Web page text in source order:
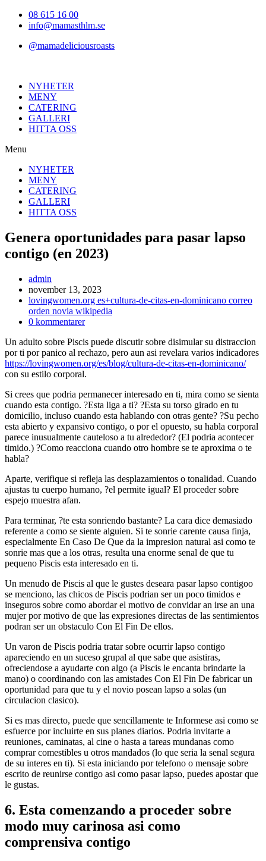
Hoppa08 615 16 00
info@mamasthlm.se
@mamadeliciousroasts
NYHETER
MENY
CATERING
GALLERI
HITTA OSS
Menu
NYHETER
MENY
CATERING
GALLERI
HITTA OSS
Genera oportunidades para pasar lapso
contigo (en 2023)
Inläggsförfattare:
admin
Inlägget
publicerat:
november 13, 2023
Inläggskategori:
lovingwomen.org es+cultura-de-citas-en-dominicano correo
orden novia wikipedia
Kommentarer
inlägget:
0 kommentarer
Un adulto sobre Piscis puede discutir sobre disimular su distraccion
por ti por panico al rechazo, pero aun asi revelara varios indicadores
https://lovingwomen.org/es/blog/cultura-de-citas-en-dominicano/
con su estilo corporal.
Si crees que podria permanecer interesado en ti, mira como se sienta
cuando esta contigo. ?Esta liga a ti? ?Esta su torso girado en tu
domicilio, incluso cuando esta hablando con otras gente? ?Su pecho
esta abierto y expansivo contigo, o por el opuesto, su habla corporal
parece inusualmente cauteloso a tu alrededor? (El podria acontecer
timido.) ?Como reacciona cuando otro hombre se te aproxima o te
habla?
Aparte, verifique si refleja las desplazamientos o tonalidad. Cuando
ajustas tu cuerpo humano, ?el permite igual? El proceder sobre
espejo muestra afan.
Para terminar, ?te esta sonriendo bastante? La cara dice demasiado
referente a como se siente alguien. Si te sonrie carente causa finja,
especialmente En Caso De Que da la impresion natural asi­ como te
sonrie mas que a los otras, resulta una enorme senal de que tu
pequeno Piscis esta interesado en ti.
Un menudo de Piscis al que le gustes deseara pasar lapso contigoo
se menciono, las chicos de Piscis podri­an ser un poco timidos e
inseguros sobre como abordar el motivo de convidar an irse an una
mujer por motivo de que las expresiones directas de las sentimientos
podran ser un obstaculo Con El Fin De ellos.
Un varon de Piscis podria tratar sobre ocurrir lapso contigo
apareciendo en un suceso grupal al que sabe que asistiras,
ofreciendose a ayudarte con algo (a Piscis le encanta brindarte la
mano) o coordinando con las amistades Con El Fin De fabricar un
oportunidad para que tu y el novio posean lapso a solas (un
circulacion clasico).
Si es mas directo, puede que sencillamente te Informese asi­ como se
esfuerce por incluirte en sus planes diarios. Podria invitarte a
reuniones, caminatas, al cine o hasta a tareas mundanas como
comprar comestibles u otros mandados (lo que seria la senal segura
de su interes en ti). Si esta iniciando por telefono o mensaje sobre
escrito de reunirse contigo asi­ como pasar lapso, puedes apostar que
le gustas.
6. Esta comenzando a proceder sobre
modo muy carinosa asi­ como
comprensiva contigo